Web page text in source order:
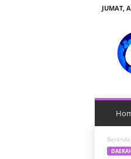
JUMAT,
v
i
Beranda